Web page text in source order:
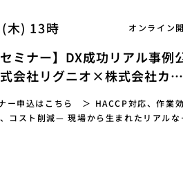
木) 13時 オンライン
セミナー】DX成功リアル事例
会社リグニオ×株式会社カン
ー申込はこちら ＞ HACCP対応、作業
コスト削減— 現場から生まれたリアルな